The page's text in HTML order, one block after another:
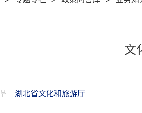
文
湖北省文化和旅游厅